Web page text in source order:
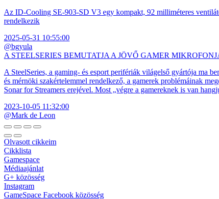
Az ID-Cooling SE-903-SD V3 egy kompakt, 92 milliméteres
rendelkezik
2025-05-31 10:55:00
@bgyula
A STEELSERIES BEMUTATJA A JÖVŐ GAMER
A SteelSeries, a gaming- és esport perifériák világelső gyártója ma
és mérnöki szakértelemmel rendelkező, a gamerek problémáinak
Sonar for Streamers erejével. Most „végre a gamereknek is van
2023-10-05 11:32:00
@Mark de Leon
Olvasott cikkeim
Cikklista
Gamespace
Médiaajánlat
G+ közösség
Instagram
GameSpace Facebook közösség